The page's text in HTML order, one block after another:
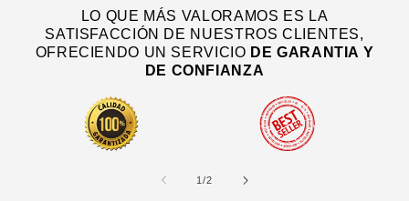
LO QUE MÁS VALORAMOS ES LA
SATISFACCIÓN DE NUESTROS CLIENTES,
OFRECIENDO UN SERVICIO DE GARANTIA Y
DE CONFIANZA
1/de
2